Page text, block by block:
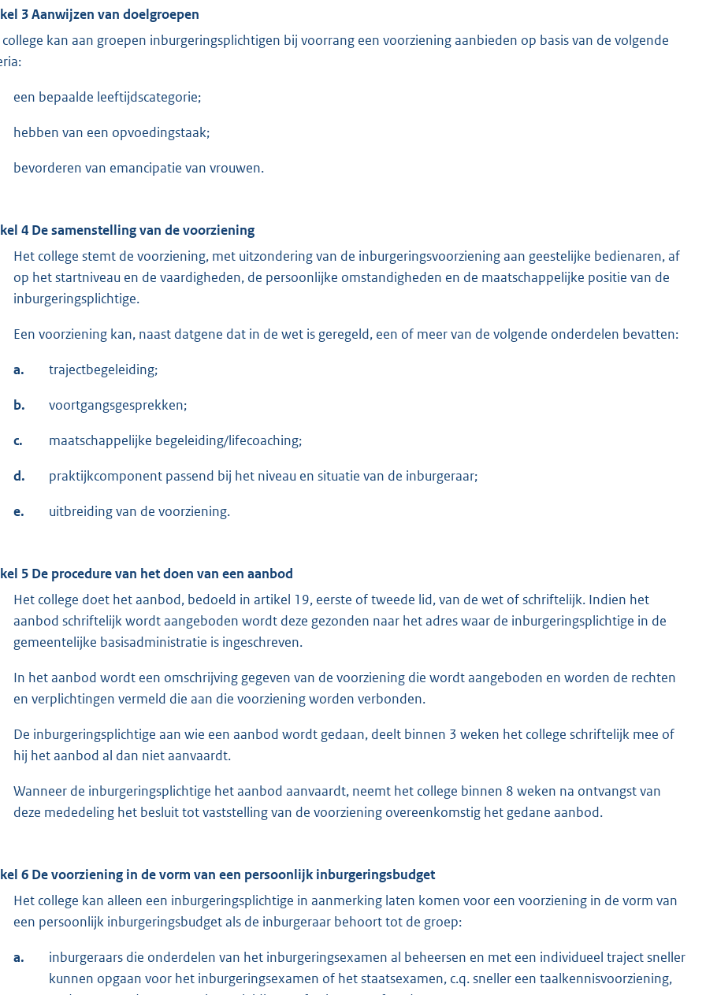
3 Aanwijzen van doelgroepen
kan aan groepen inburgeringsplichtigen bij voorrang een voorziening aanbieden op basis van de volgende
een bepaalde leeftijdscategorie;
hebben van een opvoedingstaak;
bevorderen van emancipatie van vrouwen.
4 De samenstelling van de voorziening
Het college stemt de voorziening, met uitzondering van de inburgeringsvoorziening aan geestelijke bedienaren, af
op het startniveau en de vaardigheden, de persoonlijke omstandigheden en de maatschappelijke positie van de
inburgeringsplichtige.
Een voorziening kan, naast datgene dat in de wet is geregeld, een of meer van de volgende onderdelen bevatten:
a. trajectbegeleiding;
b. voortgangsgesprekken;
c. maatschappelijke begeleiding/lifecoaching;
d. praktijkcomponent passend bij het niveau en situatie van de inburgeraar;
e. uitbreiding van de voorziening.
5 De procedure van het doen van een aanbod
Het college doet het aanbod, bedoeld in artikel 19, eerste of tweede lid, van de wet of schriftelijk. Indien het
aanbod schriftelijk wordt aangeboden wordt deze gezonden naar het adres waar de inburgeringsplichtige in de
gemeentelijke basisadministratie is ingeschreven.
In het aanbod wordt een omschrijving gegeven van de voorziening die wordt aangeboden en worden de rechten
en verplichtingen vermeld die aan die voorziening worden verbonden.
De inburgeringsplichtige aan wie een aanbod wordt gedaan, deelt binnen 3 weken het college schriftelijk mee of
hij het aanbod al dan niet aanvaardt.
Wanneer de inburgeringsplichtige het aanbod aanvaardt, neemt het college binnen 8 weken na ontvangst van
deze mededeling het besluit tot vaststelling van de voorziening overeenkomstig het gedane aanbod.
6 De voorziening in de vorm van een persoonlijk inburgeringsbudget
Het college kan alleen een inburgeringsplichtige in aanmerking laten komen voor een voorziening in de vorm van
een persoonlijk inburgeringsbudget als de inburgeraar behoort tot de groep:
a.
inburgeraars die onderdelen van het inburgeringsexamen al beheersen en met een individueel traject sneller
kunnen opgaan voor het inburgeringsexamen of het staatsexamen, c.q. sneller een taalkennisvoorziening,